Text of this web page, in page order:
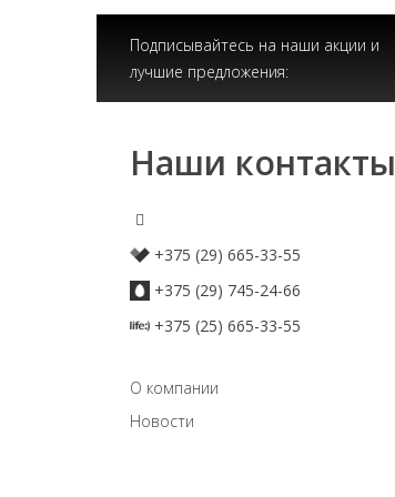
Подписывайтесь на наши акции и
лучшие предложения:
Наши контакты
+375 (29) 665-33-55
+375 (29) 745-24-66
+375 (25) 665-33-55
О компании
Новости